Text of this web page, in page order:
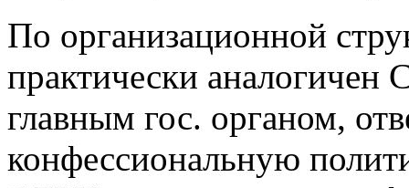
По организационной
практически
главным гос. органом,
конфессиональную